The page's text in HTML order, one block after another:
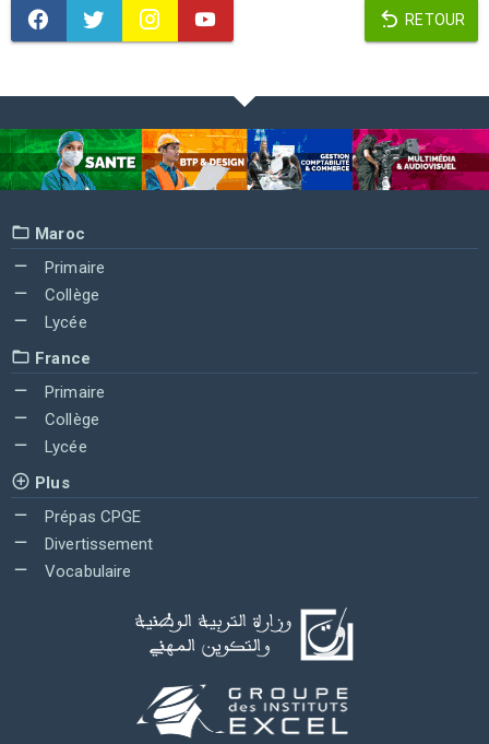
RETOUR
Maroc
Primaire
Collège
Lycée
France
Primaire
Collège
Lycée
Plus
Prépas CPGE
Divertissement
Vocabulaire